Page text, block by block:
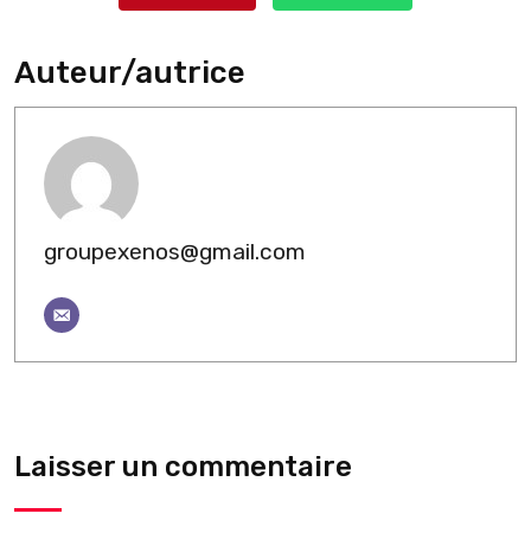
Auteur/autrice
groupexenos@gmail.com
Laisser un commentaire